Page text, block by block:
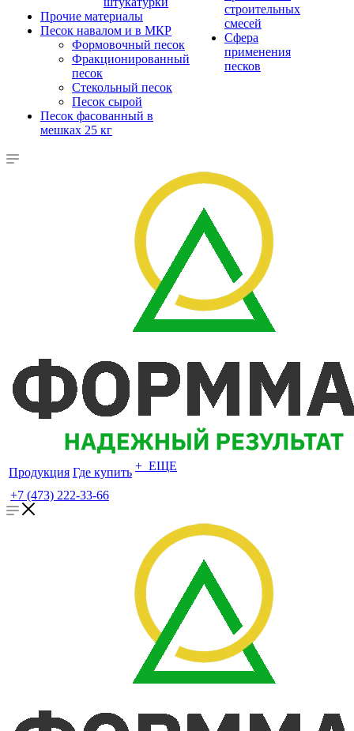
Прочие материалы
Песок навалом и в МКР
Формовочный песок
Фракционированный
песок
Стекольный песок
Песок сырой
Песок фасованный в
мешках 25 кг
строительных
смесей
Сфера
применения
песков
Продукция Где купить + ЕЩЕ
+7 (473) 222-33-66